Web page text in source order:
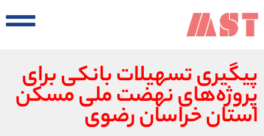
پیگیری تسهیلات بانکی برای
پروژه‌های نهضت ملی مسکن
استان خراسان رضوی